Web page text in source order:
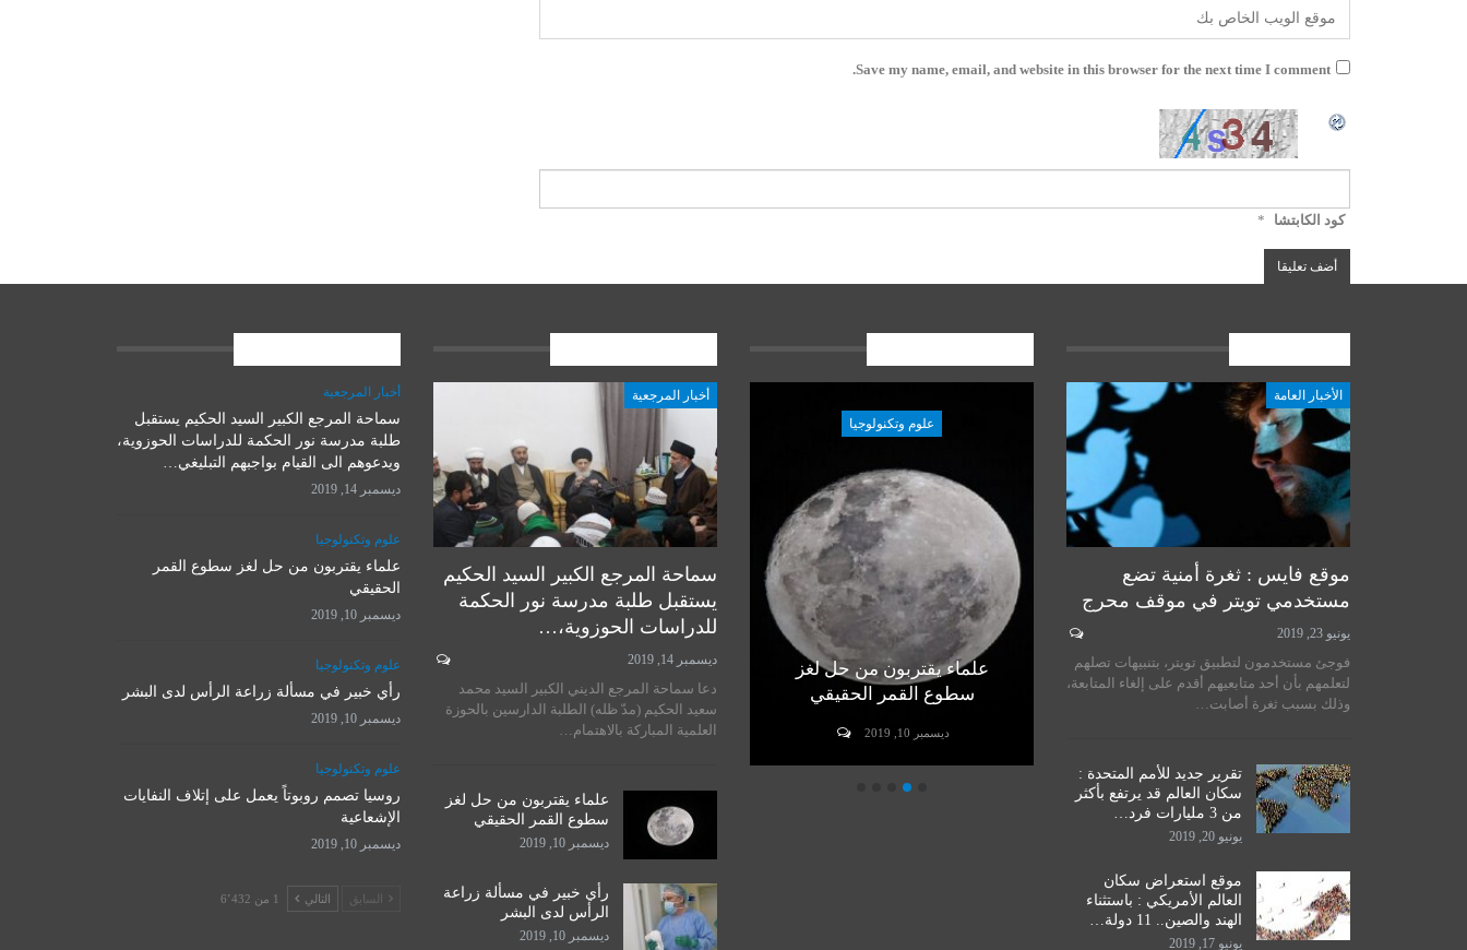
Save my name, email, and website in this browser for the next time I comment.
كود الكابتشا *
الأخبار العامة
موقع فايس : ثغرة أمنية تضع
مستخدمي تويتر في موقف محرج
يونيو 23, 2019
فوجئ مستخدمون لتطبيق تويتر، بتنبيهات تصلهم
لتعلمهم بأن أحد متابعيهم أقدم على إلغاء المتابعة،
وذلك بسبب ثغرة أصابت…
تقرير جديد للأمم المتحدة :
سكان العالم قد يرتفع بأكثر
من 3 مليارات فرد…
يونيو 20, 2019
موقع استعراض سكان
العالم الأمريكي : باستثناء
الهند والصين.. 11 دولة…
يونيو 17, 2019
أخبار المرجعية
سماحة المرجع الكبير السيد
الحكيم يستقبل طلبة مدرسة نور
الحكمة للدراسات الحوزوية،…
علوم وتكنولوجيا
علماء يقتربون من حل لغز
سطوع القمر الحقيقي
ديسمبر 10, 2019
رأي خبير في مسألة زراعة
الرأس لدى البشر
ديسمبر 10, 2019
علوم وتكنولوجيا
روسيا تصمم روبوتاً يعمل على
إتلاف النفايات الإشعاعية
أخبار المرجعية
سماحة المرجع الكبير السيد الحكيم
يستقبل طلبة مدرسة نور الحكمة
للدراسات الحوزوية،…
ديسمبر 14, 2019
دعا سماحة المرجع الديني الكبير السيد محمد
سعيد الحكيم (مدّ ظله) الطلبة الدارسين بالحوزة
العلمية المباركة بالاهتمام…
علماء يقتربون من حل لغز
سطوع القمر الحقيقي
ديسمبر 10, 2019
رأي خبير في مسألة زراعة
الرأس لدى البشر
ديسمبر 10, 2019
أخبار المرجعية
سماحة المرجع الكبير السيد الحكيم يستقبل
طلبة مدرسة نور الحكمة للدراسات الحوزوية،
ويدعوهم الى القيام بواجبهم التبليغي…
ديسمبر 14, 2019
علوم وتكنولوجيا
علماء يقتربون من حل لغز سطوع القمر
الحقيقي
ديسمبر 10, 2019
علوم وتكنولوجيا
رأي خبير في مسألة زراعة الرأس لدى البشر
ديسمبر 10, 2019
علوم وتكنولوجيا
روسيا تصمم روبوتاً يعمل على إتلاف النفايات
الإشعاعية
ديسمبر 10, 2019
السابق التالي 1 من 6٬432